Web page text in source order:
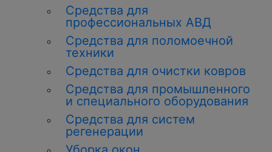
Средства для
профессиональных АВД
Средства для поломоечной
техники
Средства для очистки ковров
Средства для промышленного
и специального оборудования
Средства для систем
регенерации